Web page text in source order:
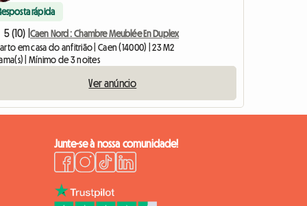
rápida
5 (10) | Caen Nord : Chambre Meublée En Duplex
em casa do anfitrião | Caen (14000) | 23 M2
| Mínimo de 3 noites
Ver anúncio
Junte-se à nossa comunidade!